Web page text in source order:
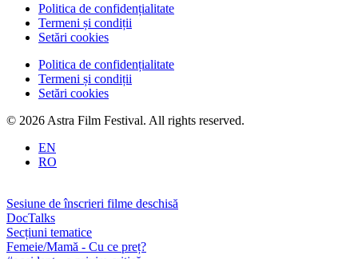
Politica de confidențialitate
Termeni și condiții
Setări cookies
Politica de confidențialitate
Termeni și condiții
Setări cookies
© 2026 Astra Film Festival. All rights reserved.
EN
RO
Sesiune de înscrieri filme deschisă
DocTalks
Secțiuni tematice
Femeie/Mamă - Cu ce preț?